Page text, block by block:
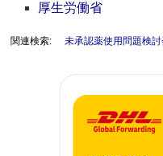
厚生労働省
関連検索: 未承認薬使用問題検